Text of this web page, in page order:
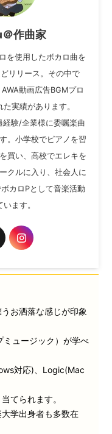
作曲家
を使用したボカロ曲を
リリース。その中で
動画広告BGMプロ
実績があります。
験/企業様に委嘱楽曲
。小学校でピアノを習
買い、高校でエレキを
クルに入り、社会人に
カロPとして音楽活動
います。
お洒落な感じが印象
ミュージック）が学べ
対応)、Logic(Mac
てられます。
学出身者も多数在